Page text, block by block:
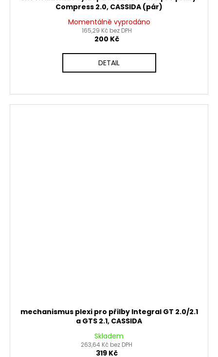
Compress 2.0, CASSIDA (pár)
Momentálně vyprodáno
165,29 Kč bez DPH
200 Kč
DETAIL
mechanismus plexi pro přilby Integral GT 2.0/2.1
a GTS 2.1, CASSIDA
Skladem
263,64 Kč bez DPH
319 Kč